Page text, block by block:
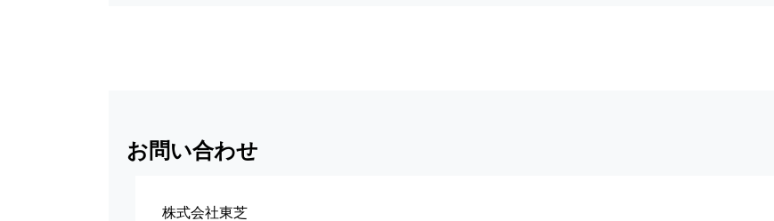
お問い合わせ
株式会社東芝